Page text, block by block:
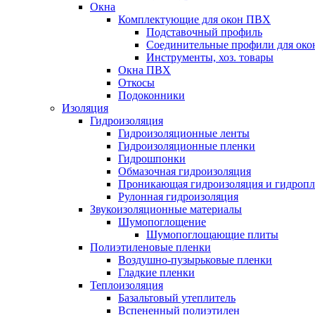
Окна
Комплектующие для окон ПВХ
Подставочный профиль
Соединительные профили для
Инструменты, хоз. товары
Окна ПВХ
Откосы
Подоконники
Изоляция
Гидроизоляция
Гидроизоляционные ленты
Гидроизоляционные пленки
Гидрошпонки
Обмазочная гидроизоляция
Проникающая гидроизоляция и
Рулонная гидроизоляция
Звукоизоляционные материалы
Шумопоглощение
Шумопоглощающие плиты
Полиэтиленовые пленки
Воздушно-пузырьковые пленки
Гладкие пленки
Теплоизоляция
Базальтовый утеплитель
Вспененный полиэтилен